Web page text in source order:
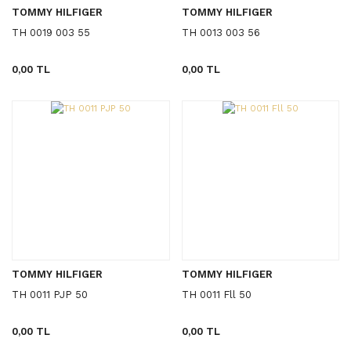
TOMMY HILFIGER
TH 0019 003 55
0,00 TL
TOMMY HILFIGER
TH 0013 003 56
0,00 TL
TOMMY HILFIGER
TH 0011 PJP 50
0,00 TL
TOMMY HILFIGER
TH 0011 Fll 50
0,00 TL